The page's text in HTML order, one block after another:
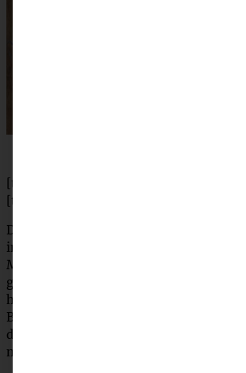
[tabs]
[tab title=”Zubereitung”]
Die Brötchen in Scheiben (so machen es
in Würfel schneiden und in eine große
Milch erhitzen (nicht kochen) und über
gießen, quellen lassen. Inzwischen die
hacken und die Zwiebel in sehr kleine
Butter in einer kleinen Pfanne erhitzen
darin glasig dünsten. Beiseite stellen.
mit reichlich Salzwasser zum Kochen